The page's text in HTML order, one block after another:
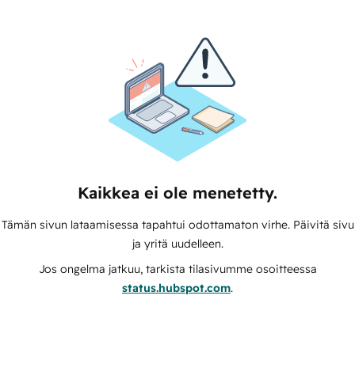
Kaikkea ei ole menetetty.
Tämän sivun lataamisessa tapahtui odottamaton virhe. Päivitä sivu
ja yritä uudelleen.
Jos ongelma jatkuu, tarkista tilasivumme osoitteessa
status.hubspot.com.